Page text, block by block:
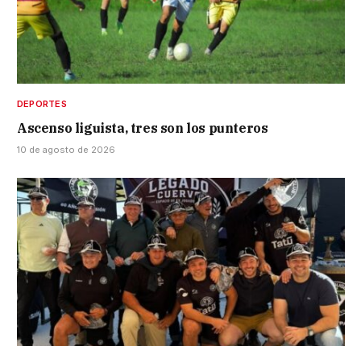
DEPORTES
Ascenso liguista, tres son los punteros
10 de agosto de 2026